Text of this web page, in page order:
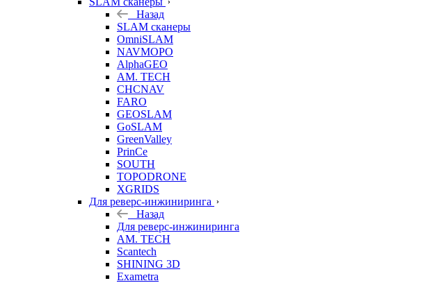
Назад
SLAM сканеры
OmniSLAM
NAVMOPO
AlphaGEO
AM. TECH
CHCNAV
FARO
GEOSLAM
GoSLAM
GreenValley
PrinCe
SOUTH
TOPODRONE
XGRIDS
Для реверс-инжиниринга
Назад
Для реверс-инжиниринга
AM. TECH
Scantech
SHINING 3D
Exametra